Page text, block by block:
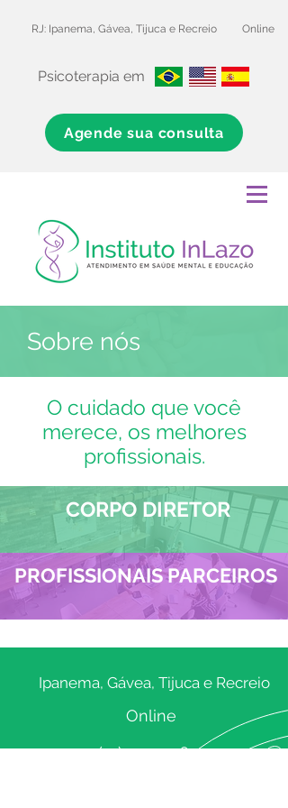
RJ: Ipanema, Gávea, Tijuca e Recreio Online
Psicoterapia em
Agende sua consulta
Sobre nós
O cuidado que você
merece, os melhores
profissionais.
CORPO DIRETOR
PROFISSIONAIS PARCEIROS
Ipanema, Gávea, Tijuca e Recreio
Online
(21) 99225-6714